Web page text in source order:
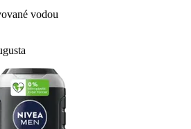
vodou